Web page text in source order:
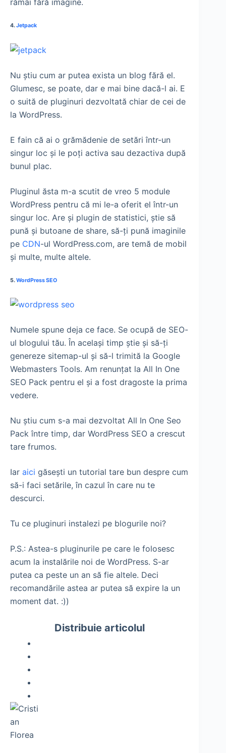
4.Jetpack
Nu ştiu cum ar putea exista un blog fără el.
Glumesc, se poate, dar e mai bine dacă-l ai. E
o suită de pluginuri dezvoltată chiar de cei de
la WordPress.
E fain că ai o grămădenie de setări într-un
singur loc şi le poţi activa sau dezactiva după
bunul plac.
Pluginul ăsta m-a scutit de vreo 5 module
WordPress pentru că mi le-a oferit el într-un
singur loc. Are şi plugin de statistici, ştie să
pună şi butoane de share, să-ţi pună imaginile
pe CDN-ul WordPress.com, are temă de mobil
şi multe, multe altele.
5.WordPress SEO
Numele spune deja ce face. Se ocupă de SEO-
ul blogului tău. În acelaşi timp ştie şi să-ţi
genereze sitemap-ul şi să-l trimită la Google
Webmasters Tools. Am renunţat la All In One
SEO Pack pentru el şi a fost dragoste la prima
vedere.
Nu ştiu cum s-a mai dezvoltat All In One Seo
Pack între timp, dar WordPress SEO a crescut
tare frumos.
Iar aici găseşti un tutorial tare bun despre cum
să-i faci setările, în cazul în care nu te
descurci.
Tu ce pluginuri instalezi pe blogurile noi?
P.S.: Astea-s pluginurile pe care le folosesc
acum la instalările noi de WordPress. S-ar
putea ca peste un an să fie altele. Deci
recomandările astea ar putea să expire la un
moment dat. :))
Distribuie articolul